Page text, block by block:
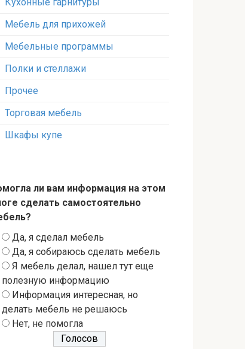
Мебель для прихожей
Мебельные программы
Полки и стеллажи
Прочее
Торговая мебель
Шкафы купе
ли вам информация на этом
сделать самостоятельно
Да, я сделал мебель
Да, я собираюсь сделать мебель
Я мебель делал, нашел тут еще
полезную информацию
Информация интересная, но
делать мебель не решаюсь
Нет, не помогла